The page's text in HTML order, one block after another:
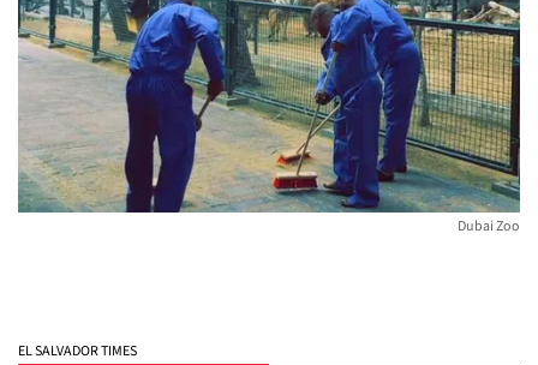
Dubai Zoo
EL SALVADOR TIMES